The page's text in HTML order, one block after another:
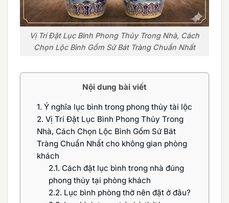
Vị Trí Đặt Lục Bình Phong Thủy Trong Nhà, Cách
Chọn Lộc Bình Gốm Sứ Bát Tràng Chuẩn Nhất
Nội dung bài viết
1. Ý nghĩa lục bình trong phong thủy tài lộc
2. Vị Trí Đặt Lục Bình Phong Thủy Trong
Nhà, Cách Chọn Lộc Bình Gốm Sứ Bát
Tràng Chuẩn Nhất cho không gian phòng
khách
2.1. Cách đặt lục bình trong nhà đúng
phong thủy tại phòng khách
2.2. Lục bình phòng thờ nên đặt ở đâu?